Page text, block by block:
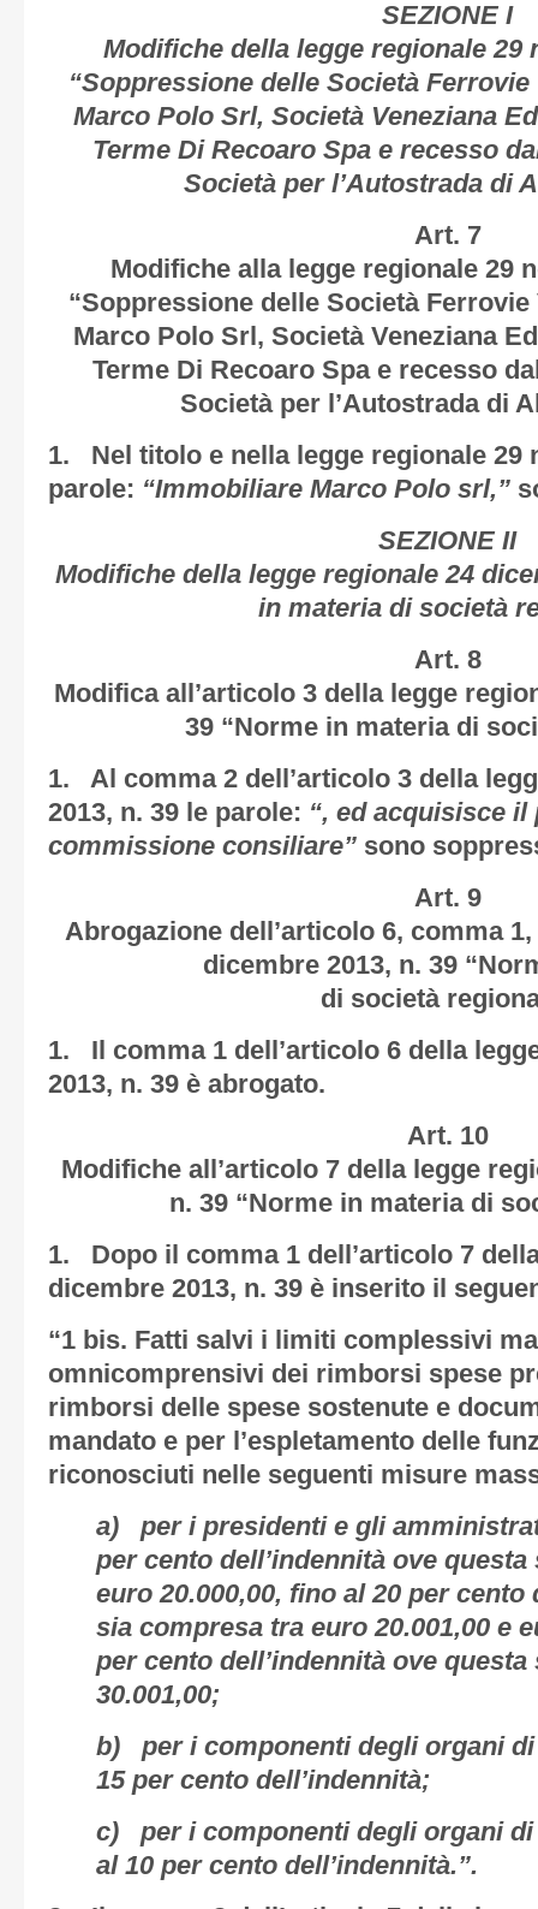
SEZIONE I
Modifiche della legge regionale 29
“Soppressione delle Società
Marco Polo Srl, Società Veneziana
Terme Di Recoaro Spa e recesso
Società per l’Autostrada di
Art. 7
Modifiche alla legge regionale 29
“Soppressione delle Società
Marco Polo Srl, Società Veneziana
Terme Di Recoaro Spa e recesso
Società per l’Autostrada di
1. Nel titolo e nella legge regionale 29
parole: “Immobiliare Marco Polo srl,”
SEZIONE II
Modifiche della legge regionale 24
in materia di società
Art. 8
Modifica all’articolo 3 della legge
39 “Norme in materia di
1. Al comma 2 dell’articolo 3 della
2013, n. 39 le parole: “, ed acquisisce
commissione consiliare” sono
Art. 9
Abrogazione dell’articolo 6, comma
dicembre 2013, n. 39
di società
1. Il comma 1 dell’articolo 6 della
2013, n. 39 è abrogato.
Art. 10
Modifiche all’articolo 7 della legge
n. 39 “Norme in materia di
1. Dopo il comma 1 dell’articolo 7
dicembre 2013, n. 39 è inserito il
“1 bis. Fatti salvi i limiti complessivi
omnicomprensivi dei rimborsi spese
rimborsi delle spese sostenute e
mandato e per l’espletamento delle
riconosciuti nelle seguenti misure
a) per i presidenti e gli
per cento dell’indennità ove
euro 20.000,00, fino al 20 per cento
sia compresa tra euro 20.001,00 e
per cento dell’indennità ove
30.001,00;
b) per i componenti degli organi
15 per cento dell’indennità;
c) per i componenti degli organi
al 10 per cento dell’indennità.”.